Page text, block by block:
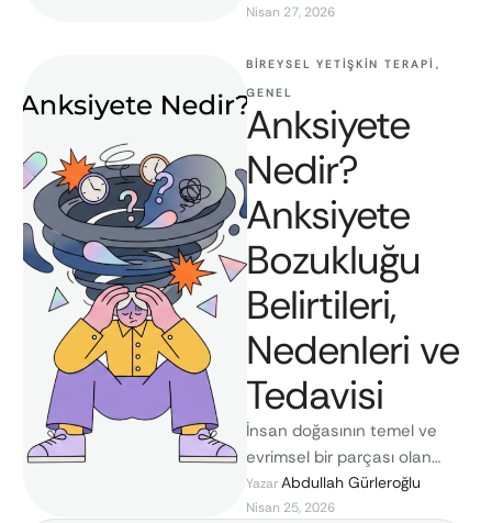
bireylerin sinir sistemi
…
Nisan 27, 2026
BIREYSEL YETIŞKIN TERAPI ,
GENEL
Anksiyete
Nedir?
Anksiyete
Bozukluğu
Belirtileri,
Nedenleri ve
Tedavisi
İnsan doğasının temel ve
evrimsel bir parçası olan
kaygı, potansiyel tehlikelere
karşı bireyleri koruyan
Yazar Abdullah Gürleroğlu
Nisan 25, 2026